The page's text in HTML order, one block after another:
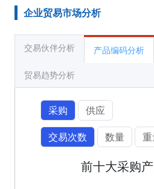
企业贸易市场分析
交易伙伴分析 产品编码分析
贸易趋势分析
采购
供应
交易次数
数量
前十大采购